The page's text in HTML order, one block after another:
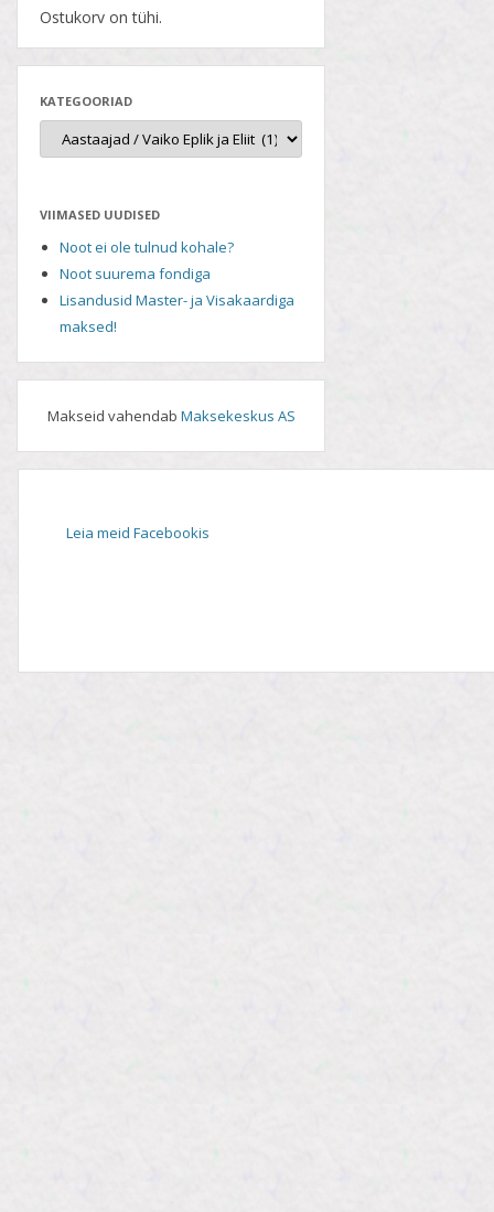
Ostukorv on tühi.
KATEGOORIAD
VIIMASED UUDISED
Noot ei ole tulnud kohale?
Noot suurema fondiga
Lisandusid Master- ja Visakaardiga
maksed!
Makseid vahendab Maksekeskus AS
Leia meid Facebookis